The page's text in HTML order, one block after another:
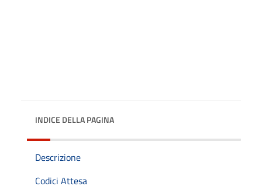
INDICE DELLA PAGINA
Descrizione
Codici Attesa